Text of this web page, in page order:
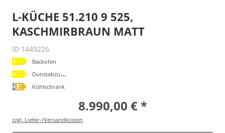
L-KÜCHE 51.210 9 525,
KASCHMIRBRAUN MATT
ID 1449226
Backofen
D
unstabzugshaube
Kühlschrank
8.990,00 € *
zzgl. Liefer-/Versandkosten